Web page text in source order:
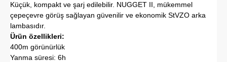
Küçük, kompakt ve şarj edilebilir. NUGGET II, ​​mükemmel
çepeçevre görüş sağlayan güvenilir ve ekonomik StVZO arka
lambasıdır.
Ürün özellikleri:
400m görünürlük
Yanma süresi: 6h